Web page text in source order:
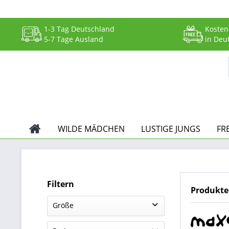
1-3 Tag Deutschland
5-7 Tage Ausland
in
WILDE MÄDCHEN LUSTIGE JUNGS
Filtern
Größe